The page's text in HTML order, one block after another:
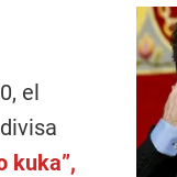
el
kuka”,